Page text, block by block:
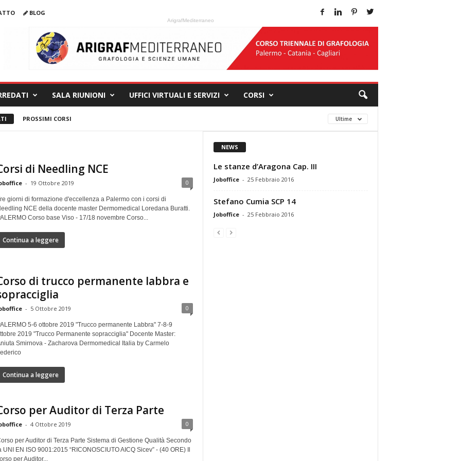
BLOG
ArigrafMediterraneo
SALA RIUNIONI UFFICI VIRTUALI E SERVIZI CORSI
PROSSIMI CORSI Ultime
di Needling NCE
- 19 Ottobre 2019 0
giorni di formazione d'eccellenza a Palermo con i corsi di
NCE della docente master Dermomedical Loredana Buratti.
Corso base Viso - 17/18 novembre Corso...
Continua a leggere
di trucco permanente labbra e
- 5 Ottobre 2019 0
5-6 ottobre 2019 "Trucco permanente Labbra" 7-8-9
2019 "Trucco Permanente sopracciglia" Docente Master:
Smirnova - Zacharova Dermomedical Italia by Carmelo
Continua a leggere
per Auditor di Terza Parte
- 4 Ottobre 2019 0
per Auditor di Terza Parte Sistema di Gestione Qualità Secondo
UNI EN ISO 9001:2015 “RICONOSCIUTO AICQ Sicev” - (40 ORE) Il
per Auditor...
NEWS
Le stanze d’Aragona Cap. III
Joboffice - 25 Febbraio 2016
Stefano Cumia SCP 14
Joboffice - 25 Febbraio 2016